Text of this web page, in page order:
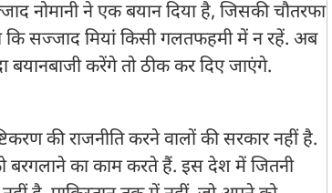
नोमानी ने एक बयान दिया है, जिसकी चौतरफा
कि सज्जाद मियां किसी गलतफहमी में न रहें. अब
करेंगे तो ठीक कर दिए जाएंगे.
की राजनीति करने वालों की सरकार नहीं है.
बरगलाने का काम करते हैं. इस देश में जितनी